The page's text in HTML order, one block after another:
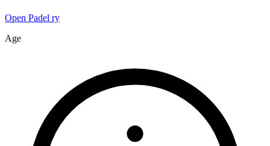
Open Padel ry
Age